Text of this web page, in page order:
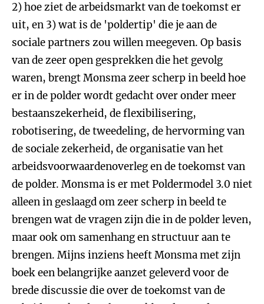
2) hoe ziet de arbeidsmarkt van de toekomst er
uit, en 3) wat is de 'poldertip' die je aan de
sociale partners zou willen meegeven. Op basis
van de zeer open gesprekken die het gevolg
waren, brengt Monsma zeer scherp in beeld hoe
er in de polder wordt gedacht over onder meer
bestaanszekerheid, de flexibilisering,
robotisering, de tweedeling, de hervorming van
de sociale zekerheid, de organisatie van het
arbeidsvoorwaardenoverleg en de toekomst van
de polder. Monsma is er met Poldermodel 3.0 niet
alleen in geslaagd om zeer scherp in beeld te
brengen wat de vragen zijn die in de polder leven,
maar ook om samenhang en structuur aan te
brengen. Mijns inziens heeft Monsma met zijn
boek een belangrijke aanzet geleverd voor de
brede discussie die over de toekomst van de